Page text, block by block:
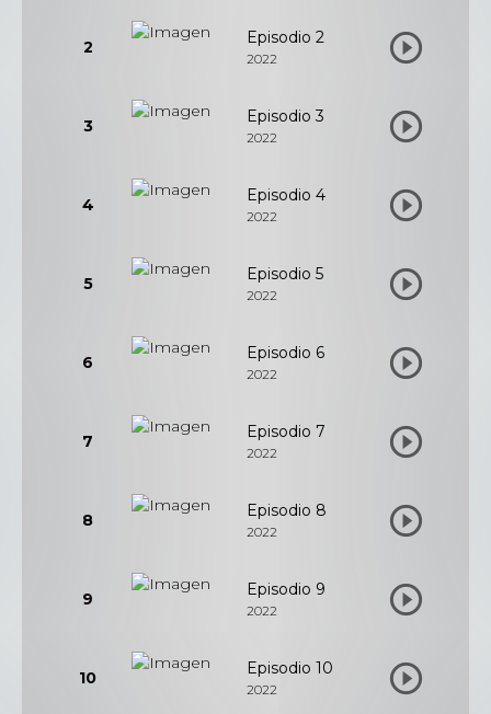
2 Episodio 2
2022
3 Episodio 3
2022
4 Episodio 4
2022
5 Episodio 5
2022
6 Episodio 6
2022
7 Episodio 7
2022
8 Episodio 8
2022
9 Episodio 9
2022
10 Episodio 10
2022